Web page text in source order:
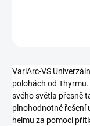
VariArc-VS
polohách od Thyrmu.
svého světla přesně
plnohodnotné řešení
helmu za pomoci